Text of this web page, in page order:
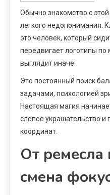
Обычно знакомство с
легкого недопонимания.
это человек, который
передвигает логотипы по
выглядит иначе.
Это постоянный поиск
задачами, психологией
Настоящая магия
слепое украшательство и
координат.
От
смена